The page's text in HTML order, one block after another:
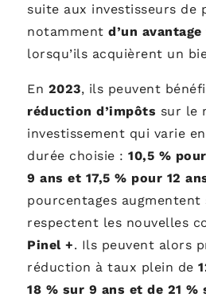
suite aux investisseurs de
notamment d’un
lorsqu’ils acquièrent un
En 2023, ils peuvent
réduction d’impôts sur le
investissement qui varie
durée choisie : 10,5 %
9 ans et 17,5 % pour 12
pourcentages augmentent
respectent les nouvelles
Pinel +. Ils peuvent alors
réduction à taux plein de
18 % sur 9 ans et de 21 %